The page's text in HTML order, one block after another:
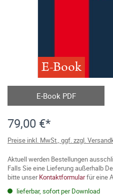
E-Book
E-Book PDF
79,00 €*
Preise inkl. MwSt., ggf. zzgl.
Aktuell werden Bestellungen
Falls Sie eine Lieferung außerhalb
bitte unserKontaktformularfür eine
lieferbar, sofort per Download